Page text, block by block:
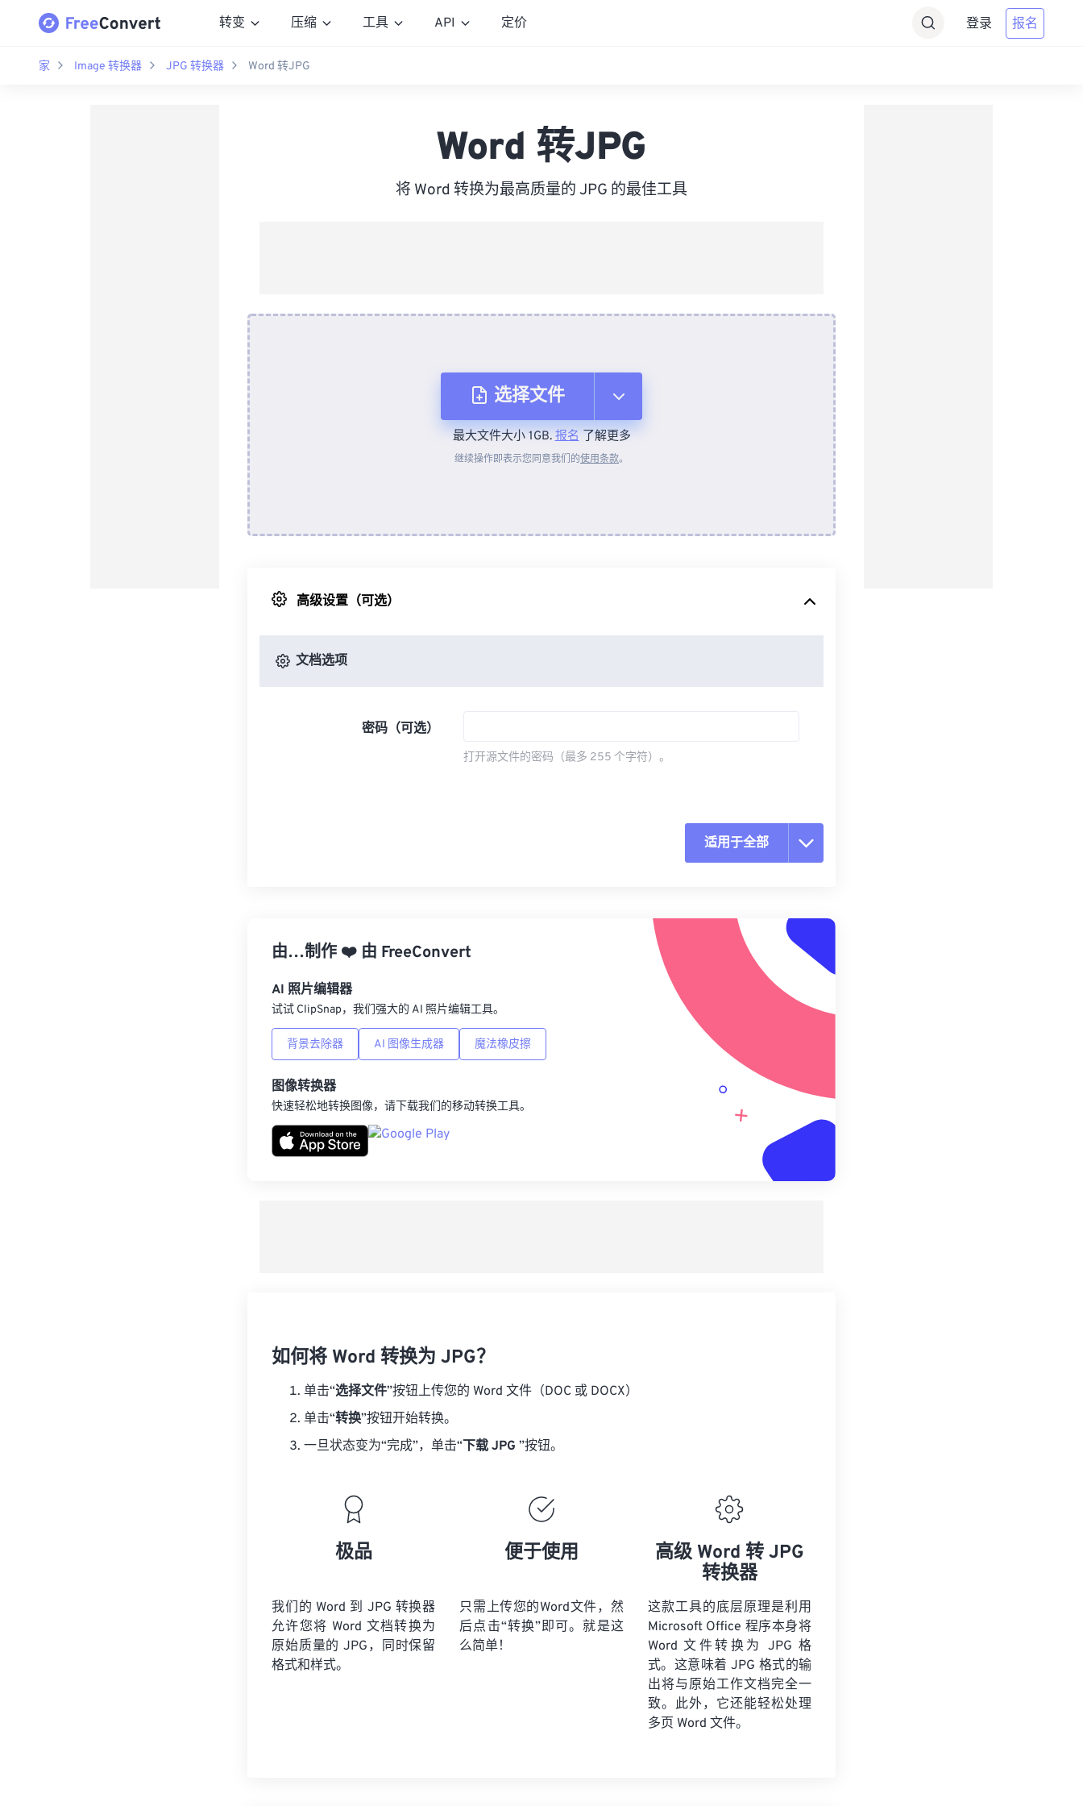
转变 压缩 工具 API 定价 登录 报名
家 Image 转换器 JPG 转换器 Word 转JPG
Word 转JPG
将 Word 转换为最高质量的 JPG 的最佳工具
选择文件
从设备
最大文件大小 1GB.报名了解更多
继续操作即表示您同意我们的使用条款。
高级设置（可选）
文档选项
密码（可选）
打开源文件的密码（最多 255 个字符）。
适用于全部
从预设应用
另存为预设
由…制作 ❤️ 由 FreeConvert
AI 照片编辑器
试试 ClipSnap，我们强大的 AI 照片编辑工具。
背景去除器 AI 图像生成器 魔法橡皮擦
图像转换器
快速轻松地转换图像，请下载我们的移动转换工具。
如何将 Word 转换为 JPG？
单击“选择文件”按钮上传您的 Word 文件（DOC 或 DOCX）
单击“转换”按钮开始转换。
一旦状态变为“完成”，单击“ 下载 JPG ”按钮。
极品
我们的 Word 到 JPG 转换器
允许您将 Word 文档转换为
原始质量的 JPG，同时保留
格式和样式。
便于使用
只需上传您的Word文件，然
后点击“转换”即可。就是这
么简单！
高级 Word 转 JPG
转换器
这款工具的底层原理是利用
Microsoft Office 程序本身将
Word 文件转换为 JPG 格
式。这意味着 JPG 格式的输
出将与原始工作文档完全一
致。此外，它还能轻松处理
多页 Word 文件。